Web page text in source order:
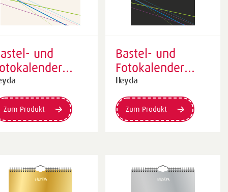
und
|
mm,
Zum Produkt
Bastel- und
Fotokalender
immerwährend |
A4, schwarz
Heyda
Zum Produkt